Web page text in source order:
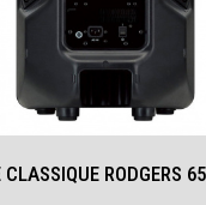
CLASSIQUE RODGERS